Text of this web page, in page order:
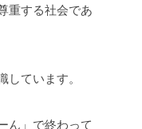
重する社会であ
しています。
ん」で終わって